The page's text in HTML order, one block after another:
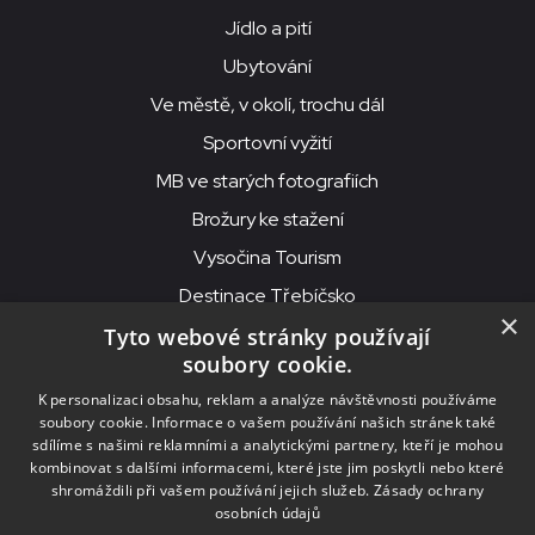
Jídlo a pití
Ubytování
Ve městě, v okolí, trochu dál
Sportovní vyžití
MB ve starých fotografiích
Brožury ke stažení
Vysočina Tourism
Destinace Třebíčsko
© 2026MKS Beseda Mor. Budějovice
MKS Beseda, příspěvková organizace, Purcnerova 62, 676 02
Moravské Budějovice
IČO: 00091758, DIČ: CZ00091758, ID datové schránky: chjn2kd
×
Tyto webové stránky používají
soubory cookie.
K personalizaci obsahu, reklam a analýze návštěvnosti používáme
soubory cookie. Informace o vašem používání našich stránek také
sdílíme s našimi reklamními a analytickými partnery, kteří je mohou
kombinovat s dalšími informacemi, které jste jim poskytli nebo které
shromáždili při vašem používání jejich služeb. Zásady ochrany
osobních údajů